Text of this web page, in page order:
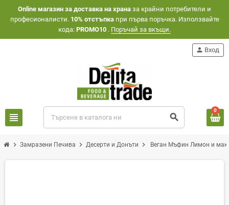
Оnline магазин за доставка на храна за крайни потребители и
професионалисти. 10% отстъпкапри първа поръчка. Използвайте
кода: PROMO10 . Поръчай за вкъщи.
view_headline search
person Вход
0
chevron_right Замразени Печива chevron_right Десерти и Донъти chevron_right Веган Мъфин Лимон и